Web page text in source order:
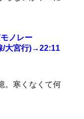
ノレー
/大宮行)→22:11
。寒くなくて何